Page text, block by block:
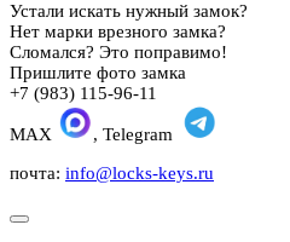
Устали искать нужный замок?
Нет марки врезного замка?
Сломался? Это поправимо!
Пришлите фото замка
+7 (983) 115-96-11
MAX
, Telegram
почта: info@locks-keys.ru